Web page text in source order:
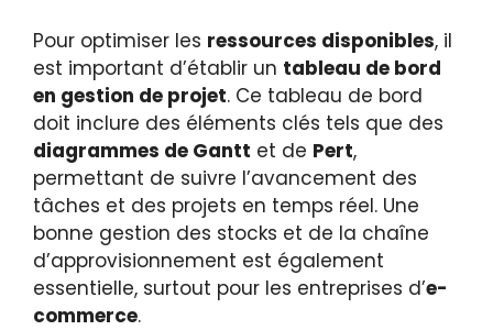
Pour optimiser les ressources disponibles, il
est important d’établir un tableau de bord
en gestion de projet. Ce tableau de bord
doit inclure des éléments clés tels que des
diagrammes de Gantt et de Pert,
permettant de suivre l’avancement des
tâches et des projets en temps réel. Une
bonne gestion des stocks et de la chaîne
d’approvisionnement est également
essentielle, surtout pour les entreprises d’e-
commerce.